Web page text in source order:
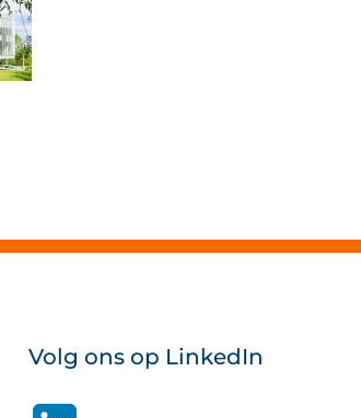
Volg ons op LinkedIn